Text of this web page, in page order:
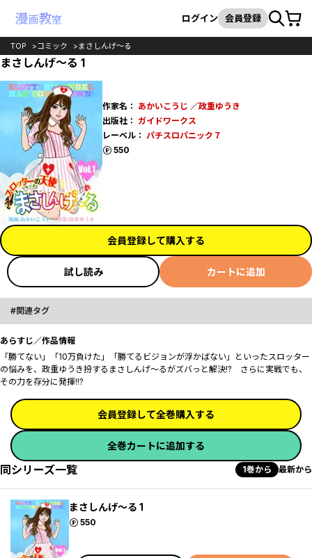
検索
ログイン 会員登録カート
TOP コミック まさしんげ～る
まさしんげ～る 1
作家名： あかいこうじ ／政重ゆうき
出版社： ガイドワークス
レーベル： パチスロパニック７
550
ポイント
会員登録して購入する
試し読み カートに追加
関連タグ
あらすじ／作品情報
「勝てない」「10万負けた」「勝てるビジョンが浮かばない」といったスロッター
の悩みを、政重ゆうき扮するまさしんげ～るがズバっと解決!? さらに実戦でも、
その力を存分に発揮!!?
会員登録して全巻購入する
全巻カートに追加する
同シリーズ一覧 1巻から 最新から
まさしんげ～る 1
550
ポイント